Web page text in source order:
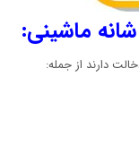
دارند از جمله: